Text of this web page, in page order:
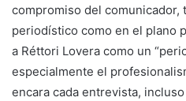
compromiso del comunicador,
periodístico como en el plano
a Réttori Lovera como un
especialmente el
encara cada entrevista,